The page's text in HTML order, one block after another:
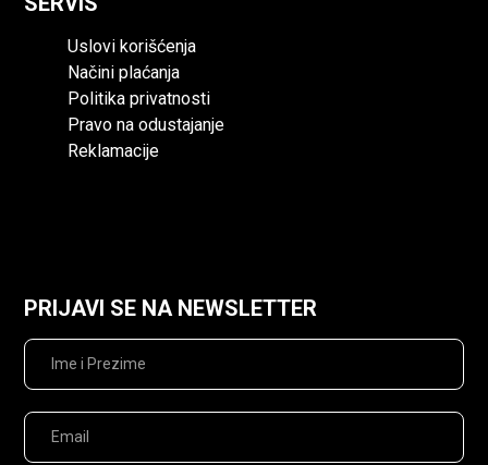
Uslovi korišćenja
Načini plaćanja
Politika privatnosti
Pravo na odustajanje
Reklamacije
PRIJAVI SE NA NEWSLETTER